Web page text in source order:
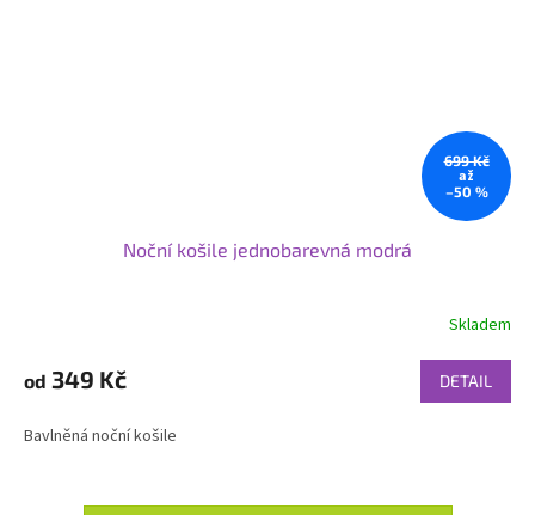
699 Kč
až
–50 %
Noční košile jednobarevná modrá
Skladem
od 349 Kč DETAIL
Bavlněná noční košile